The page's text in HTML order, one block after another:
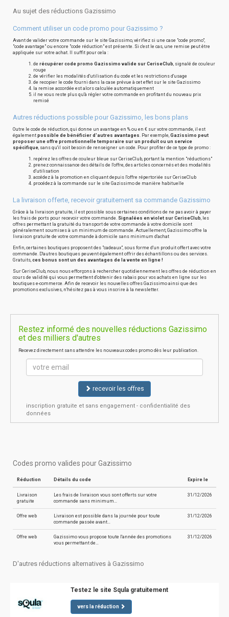
Au sujet des réductions Gazissimo
Comment utiliser un code promo pour Gazissimo ?
Avant de valider votre commande sur le site Gazissimo, vérifiez si une case "code promo",
"code avantage" ou encore "code réduction" est présente. Si c'est le cas, une remise peut être
appliquée sur votre achat. Il suffit pour cela :
de récupérer code promo Gazissimo valide sur CeriseClub, signalé de couleur
rouge
de vérifier les modalités d'utilisation du code et les restrictions d'usage
de recopier le code fourni dans la case prévue à cet effet sur le site Gazissimo
la remise accordée est alors calculée automatiquement
il ne vous reste plus qu'à régler votre commande en profitant du nouveau prix
remisé
Autres réductions possible pour Gazissimo, les bons plans
Outre le code de réduction, qui donne un avantage en % ou en € sur votre commande, il est
également possible de bénéficier d'autres avantages. Par exemple, Gazissimo peut
proposer une offre promotionnelle temporaire sur un produit ou un service
spécifique, sans qu'il soit besoin de renseigner un code. Pour profiter de ce type de promo :
repérez les offres de couleur bleue sur CeriseClub, portant la mention "réductions"
prenez connaissance des détails de l'offre, des articles concernés et des modalités
d'utilisation
accédez à la promotion en cliquant depuis l'offre répertoriée sur CeriseClub
procédez à la commande sur le site Gazissimo de manière habituelle
La livraison offerte, recevoir gratuitement sa commande Gazissimo
Grâce à la livraison gratuite, il est possible sous certaines conditions de ne pas avoir à payer
les frais de ports pour recevoir votre commande. Signalées en violet sur CeriseClub, les
offres permettant la gratuité du transport de votre commande à votre domicile sont
généralement soumises à un minimum de commande. Actuellement, Gazissimo offre la
livraison gratuite de votre commande à domicile sans minimum d'achat
Enfin, certaines boutiques proposent des "cadeaux", sous forme d'un produit offert avec votre
commande. D'autres boutiques peuvent également offrir des échantillons ou des services.
Gratuits, ces bonus sont un des avantages de la vente en ligne !
Sur CeriseClub, nous nous efforçons à rechercher quotidiennement les offres de réduction en
cours de validité qui vous permettent d'obtenir des rabais pour vos achats en ligne sur les
boutiques e-commerce. Afin de recevoir les nouvelles offres Gazissimo ainsi que des
promotions exclusives, n'hésitez pas à vous inscrire à la newsletter.
Restez informé des nouvelles réductions Gazissimo
et des milliers d'autres
Recevez directement sans attendre les nouveaux codes promo dès leur publication.
recevoir les offres
inscription gratuite et sans engagement - confidentialité des
données
Codes promo valides pour Gazissimo
Réduction Détails du code Expire le
Livraison
gratuite
Les frais de livraison vous sont offerts sur votre
commande sans minimum…
31/12/2026
Offre web
Livraison est possible dans la journée pour toute
commande passée avant…
31/12/2026
Offre web
Gazissimo vous propose toute l'année des promotions
vous permettant de…
31/12/2026
D'autres réductions alternatives à Gazissimo
Testez le site Squla gratuitement
vers la réduction